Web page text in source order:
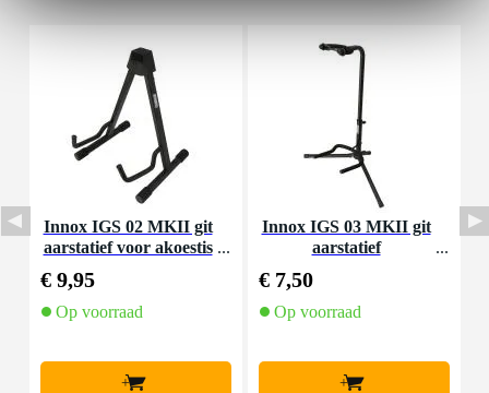
Innox IGS 02 MKII git
aarstatief voor akoestis
€ 9,95
Op voorraad
+
Innox IGS 03 MKII git
aarstatief
€ 7,50
Op voorraad
+